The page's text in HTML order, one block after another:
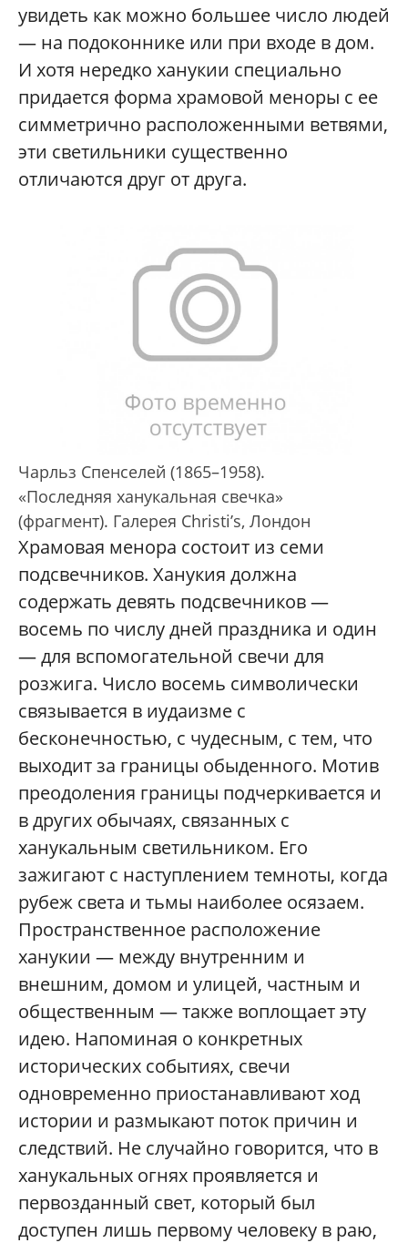
увидеть как можно большее число людей
— на подоконнике или при входе в дом.
И хотя нередко ханукии специально
придается форма храмовой меноры с ее
симметрично расположенными ветвями,
эти светильники существенно
отличаются друг от друга.
Чарльз Спенселей (1865–1958).
«Последняя ханукальная свечка»
(фрагмент). Галерея Christi’s, Лондон
Храмовая менора состоит из семи
подсвечников. Ханукия должна
содержать девять подсвечников —
восемь по числу дней праздника и один
— для вспомогательной свечи для
розжига. Число восемь символически
связывается в иудаизме с
бесконечностью, с чудесным, с тем, что
выходит за границы обыденного. Мотив
преодоления границы подчеркивается и
в других обычаях, связанных с
ханукальным светильником. Его
зажигают с наступлением темноты, когда
рубеж света и тьмы наиболее осязаем.
Пространственное расположение
ханукии — между внутренним и
внешним, домом и улицей, частным и
общественным — также воплощает эту
идею. Напоминая о конкретных
исторических событиях, свечи
одновременно приостанавливают ход
истории и размыкают поток причин и
следствий. Не случайно говорится, что в
ханукальных огнях проявляется и
первозданный свет, который был
доступен лишь первому человеку в раю,